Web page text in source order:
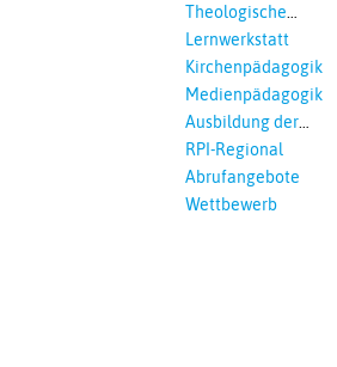
Theologische
Fortbildungen,
Interreligöses Lernen
Lernwerkstatt
Kirchenpädagogik
Medienpädagogik
Ausbildung der
Vikar*innen
RPI-Regional
Abrufangebote
Wettbewerb